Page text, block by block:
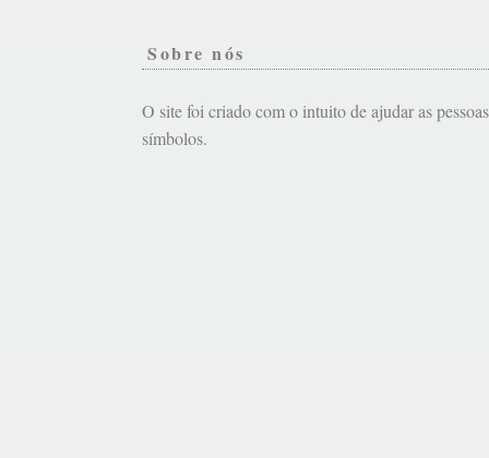
Sobre nós
O site foi criado com o intuito de ajudar as
símbolos.